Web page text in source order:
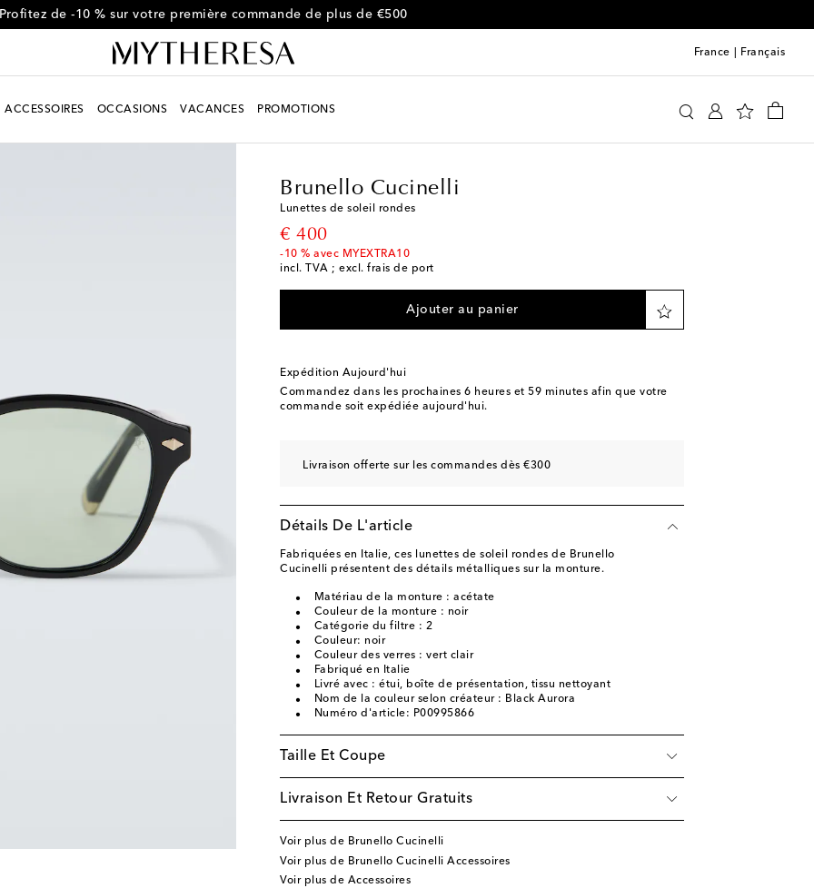
Profitez de -10 % sur votre première commande de plus de €500
France Français
ACCESSOIRES OCCASIONS VACANCES PROMOTIONS
Brunello Cucinelli
Lunettes de soleil rondes
€ 400
original price
-10 % avec MYEXTRA10
incl. TVA ; excl. frais de port
Ajouter au panier
Expédition Aujourd'hui
Commandez dans les prochaines 6 heures et 59 minutes afin que votre
commande soit expédiée aujourd'hui.
Livraison offerte sur les commandes dès €300
Détails De L'article
Fabriquées en Italie, ces lunettes de soleil rondes de Brunello
Cucinelli présentent des détails métalliques sur la monture.
Matériau de la monture : acétate
Couleur de la monture : noir
Catégorie du filtre : 2
Couleur: noir
Couleur des verres : vert clair
Fabriqué en Italie
Livré avec : étui, boîte de présentation, tissu nettoyant
Nom de la couleur selon créateur : Black Aurora
Numéro d'article: P00995866
Taille Et Coupe
Livraison Et Retour Gratuits
Voir plus de Brunello Cucinelli
Voir plus de Brunello Cucinelli Accessoires
Voir plus de Accessoires